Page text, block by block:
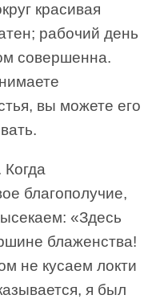
красивая
рабочий день
совершенна.
вы можете его
благополучие,
«Здесь
блаженства!
не кусаем локти
я был